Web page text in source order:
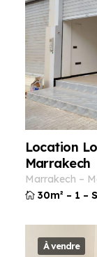
Location
Marrakech
marrakech –
30m² – 1 –
À vendre